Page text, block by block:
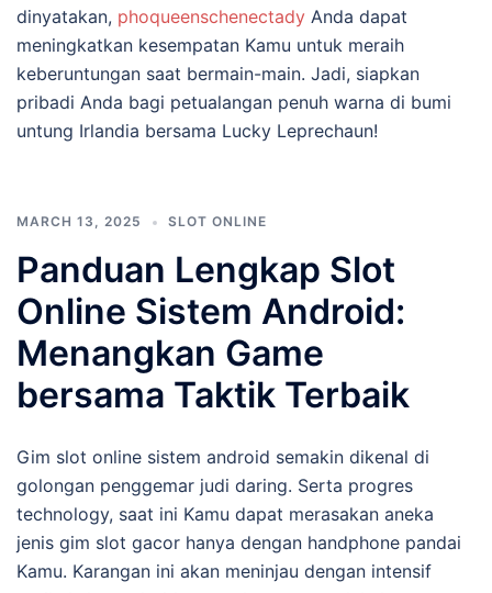
dinyatakan, phoqueenschenectady Anda dapat
meningkatkan kesempatan Kamu untuk meraih
keberuntungan saat bermain-main. Jadi, siapkan
pribadi Anda bagi petualangan penuh warna di bumi
untung Irlandia bersama Lucky Leprechaun!
MARCH 13, 2025 SLOT ONLINE
Panduan Lengkap Slot
Online Sistem Android:
Menangkan Game
bersama Taktik Terbaik
Gim slot online sistem android semakin dikenal di
golongan penggemar judi daring. Serta progres
technology, saat ini Kamu dapat merasakan aneka
jenis gim slot gacor hanya dengan handphone pandai
Kamu. Karangan ini akan meninjau dengan intensif